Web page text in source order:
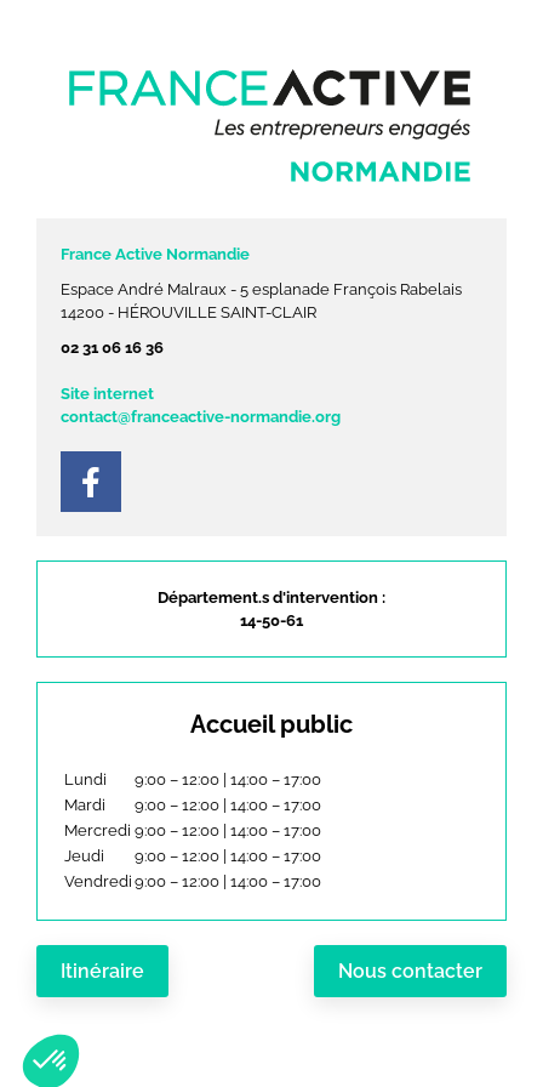
France Active Normandie
Espace André Malraux - 5 esplanade François Rabelais
14200 - HÉROUVILLE SAINT-CLAIR
02 31 06 16 36
Site internet
contact@franceactive-normandie.org
Département.s d'intervention :
14-50-61
Accueil public
Lundi
9:00 – 12:00 | 14:00 – 17:00
Mardi
9:00 – 12:00 | 14:00 – 17:00
Mercredi 9:00 – 12:00 | 14:00 – 17:00
Jeudi
9:00 – 12:00 | 14:00 – 17:00
Vendredi 9:00 – 12:00 | 14:00 – 17:00
Itinéraire Nous contacter